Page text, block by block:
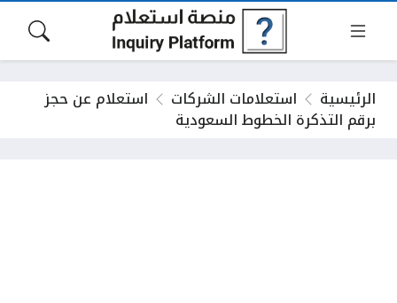
الرئيسية استعلامات الشركات استعلام عن حجز
برقم التذكرة الخطوط السعودية